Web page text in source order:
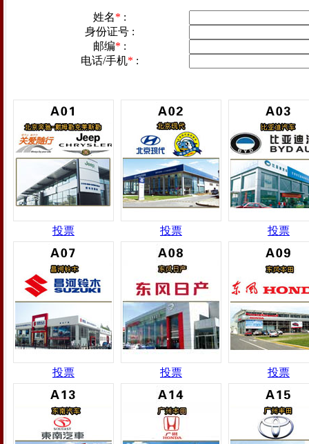
姓名* :
身份证号 :
邮编* :
电话/手机* :
投票 投票 投票
投票 投票 投票